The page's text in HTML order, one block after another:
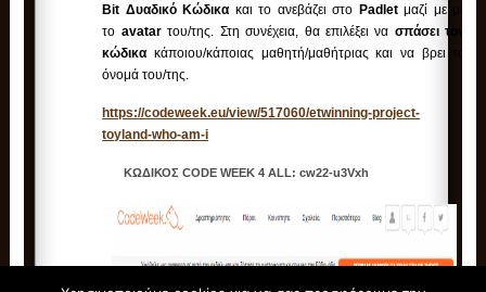
Bit Δυαδικό Κώδικα και το ανεβάζει στο Padletμαζί με με
το avatarτου/της. Στη συνέχεια, θα επιλέξει να σπάσει τον
κώδικα κάποιου/κάποιας μαθητή/μαθήτριας και να βρει το
όνομά του/της.
https://codeweek.eu/view/517060/etwinning-project-
toyland-who-am-i
ΚΩΔΙΚΟΣ CODE WEEK 4 ALL: cw22-u3Vxh